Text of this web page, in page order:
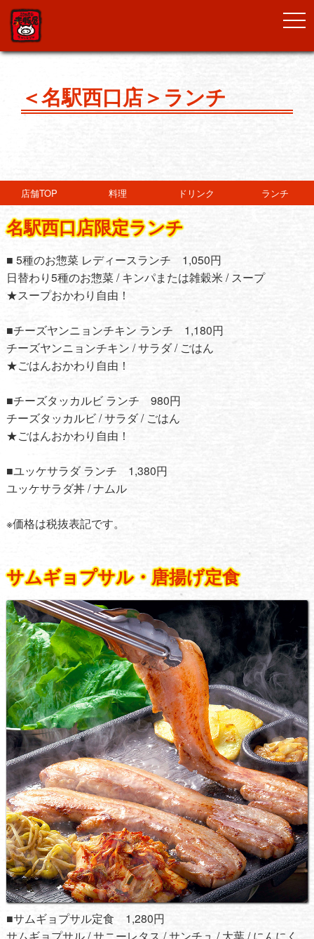
＜名駅西口店＞ランチ
店舗TOP 料理 ドリンク ランチ
名駅西口店限定ランチ
■ 5種のお惣菜 レディースランチ 1,050円
日替わり5種のお惣菜 / キンパまたは雑穀米 / スープ
★スープおかわり自由！
■チーズヤンニョンチキン ランチ 1,180円
チーズヤンニョンチキン / サラダ / ごはん
★ごはんおかわり自由！
■チーズタッカルビ ランチ 980円
チーズタッカルビ / サラダ / ごはん
★ごはんおかわり自由！
■ユッケサラダ ランチ 1,380円
ユッケサラダ丼 / ナムル
※価格は税抜表記です。
サムギョプサル・唐揚げ定食
■サムギョプサル定食 1,280円
サムギョプサル / サニーレタス / サンチュ / 大葉 / にんにく